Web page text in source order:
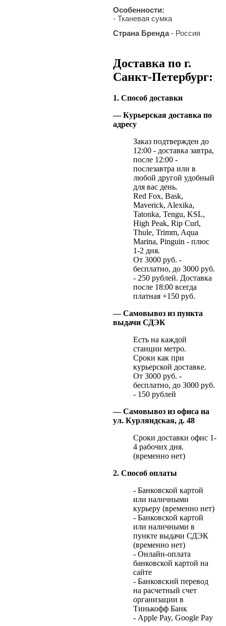
Особенности:
- Тканевая сумка
Страна Бренда- Россия
Доставка по г.
Санкт-Петербург:
1. Способ доставки
— Курьерская доставка по
адресу
Заказ подтвержден до
12:00 - доставка завтра,
после 12:00 -
послезавтра или в
любой другой удобный
для вас день.
Red Fox, Bask,
Maverick, Alexika,
Tatonka, Tengu, KSL,
High Peak, Rip Curl,
Thule, Trimm, Aqua
Marina, Pinguin - плюс
1-2 дня.
От 3000 руб. -
бесплатно, до 3000 руб.
- 250 рублей. Доставка
после 18:00 всегда
платная +150 руб.
— Самовывоз из пункта
выдачи СДЭК
Есть на каждой
станции метро.
Сроки как при
курьерской доставке.
От 3000 руб. -
бесплатно, до 3000 руб.
- 150 рублей
— Самовывоз из офиса на
ул. Курляндская, д. 48
Сроки доставки офис 1-
4 рабочих дня.
(временно нет)
2. Способ оплаты
- Банковской картой
или наличными
курьеру (временно нет)
- Банковской картой
или наличными в
пункте выдачи СДЭК
(временно нет)
- Онлайн-оплата
банковской картой на
сайте
- Банковский перевод
на расчетный счет
организации в
Тинькофф Банк
- Apple Pay, Google Pay